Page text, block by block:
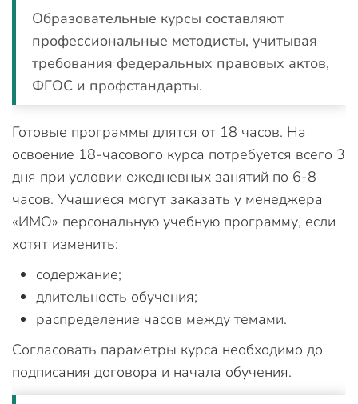
Образовательные курсы составляют
профессиональные методисты, учитывая
требования федеральных правовых актов,
ФГОС и профстандарты.
Готовые программы длятся от 18 часов. На
освоение 18-часового курса потребуется всего 3
дня при условии ежедневных занятий по 6-8
часов. Учащиеся могут заказать у менеджера
«ИМО» персональную учебную программу, если
хотят изменить:
содержание;
длительность обучения;
распределение часов между темами.
Согласовать параметры курса необходимо до
подписания договора и начала обучения.